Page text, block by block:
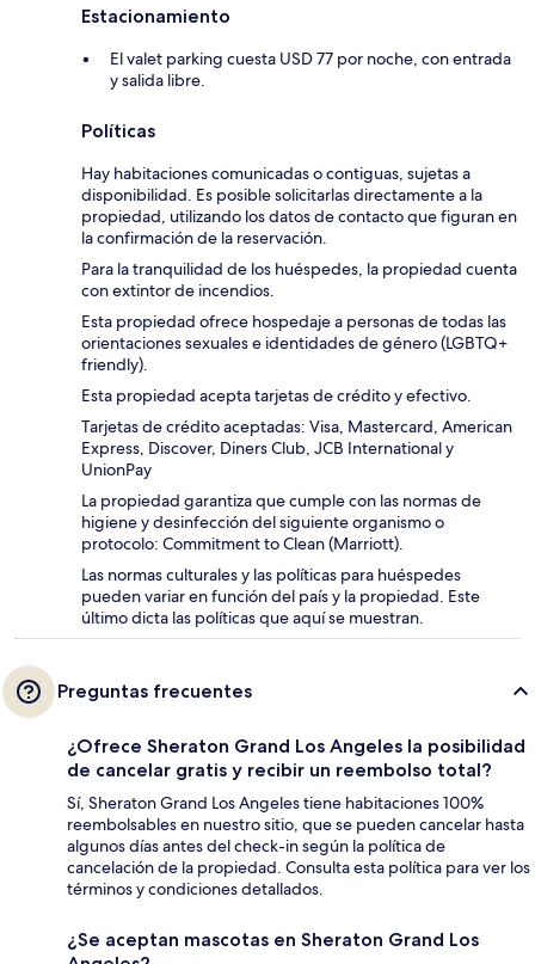
Estacionamiento
El valet parking cuesta USD 77 por noche, con entrada
y salida libre.
Políticas
Hay habitaciones comunicadas o contiguas, sujetas a
disponibilidad. Es posible solicitarlas directamente a la
propiedad, utilizando los datos de contacto que figuran en
la confirmación de la reservación.
Para la tranquilidad de los huéspedes, la propiedad cuenta
con extintor de incendios.
Esta propiedad ofrece hospedaje a personas de todas las
orientaciones sexuales e identidades de género (LGBTQ+
friendly).
Esta propiedad acepta tarjetas de crédito y efectivo.
Tarjetas de crédito aceptadas: Visa, Mastercard, American
Express, Discover, Diners Club, JCB International y
UnionPay
La propiedad garantiza que cumple con las normas de
higiene y desinfección del siguiente organismo o
protocolo: Commitment to Clean (Marriott).
Las normas culturales y las políticas para huéspedes
pueden variar en función del país y la propiedad. Este
último dicta las políticas que aquí se muestran.
Preguntas frecuentes
¿Ofrece Sheraton Grand Los Angeles la posibilidad
de cancelar gratis y recibir un reembolso total?
Sí, Sheraton Grand Los Angeles tiene habitaciones 100%
reembolsables en nuestro sitio, que se pueden cancelar hasta
algunos días antes del check-in según la política de
cancelación de la propiedad. Consulta esta política para ver los
términos y condiciones detallados.
¿Se aceptan mascotas en Sheraton Grand Los